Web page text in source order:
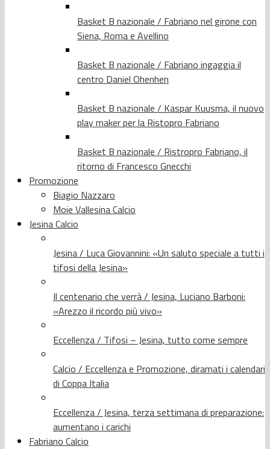
Basket B nazionale / Fabriano nel girone con
Siena, Roma e Avellino
Basket B nazionale / Fabriano ingaggia il
centro Daniel Ohenhen
Basket B nazionale / Kaspar Kuusma, il nuovo
play maker per la Ristopro Fabriano
Basket B nazionale / Ristropro Fabriano, il
ritorno di Francesco Gnecchi
Promozione
Biagio Nazzaro
Moie Vallesina Calcio
Jesina Calcio
Jesina / Luca Giovannini: «Un saluto speciale a tutti i
tifosi della Jesina»
Il centenario che verrà / Jesina, Luciano Barboni:
«Arezzo il ricordo più vivo»
Eccellenza / Tifosi – Jesina, tutto come sempre
Calcio / Eccellenza e Promozione, diramati i calendari
di Coppa Italia
Eccellenza / Jesina, terza settimana di preparazione:
aumentano i carichi
Fabriano Calcio